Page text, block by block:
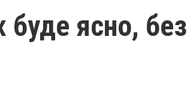
буде ясно, без